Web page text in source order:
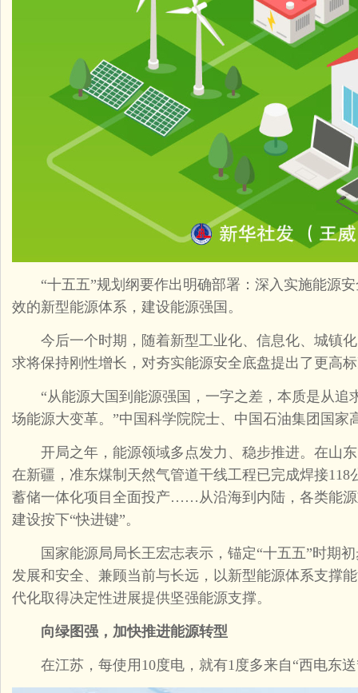
“十五五”规划纲要作出明确部署：深入实施能源安
效的新型能源体系，建设能源强国。
今后一个时期，随着新型工业化、信息化、城镇化
求将保持刚性增长，对夯实能源安全底盘提出了更高
“从能源大国到能源强国，一字之差，本质是从追求
场能源大变革。”中国科学院院士、中国石油集团国家
开局之年，能源领域多点发力、稳步推进。在山东
在新疆，准东煤制天然气管道干线工程已完成焊接
蓄储一体化项目全面投产……从沿海到内陆，各类能
建设按下“快进键”。
国家能源局局长王宏志表示，锚定“十五五”时期初
发展和安全、兼顾当前与长远，以新型能源体系支撑
代化取得决定性进展提供坚强能源支撑。
向绿图强，加快推进能源转型
在江苏，每使用10度电，就有1度多来自“西电东送